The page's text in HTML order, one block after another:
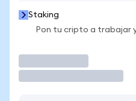
Staking
Pon tu cripto a trabajar